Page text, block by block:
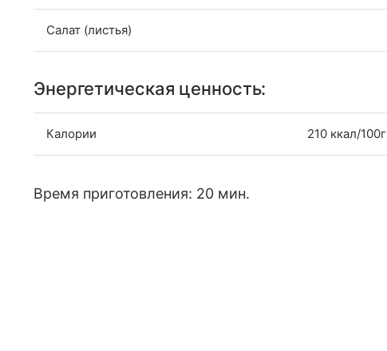
Салат (листья)
Энергетическая ценность:
Калории 210 ккал/100г
Время приготовления: 20 мин.